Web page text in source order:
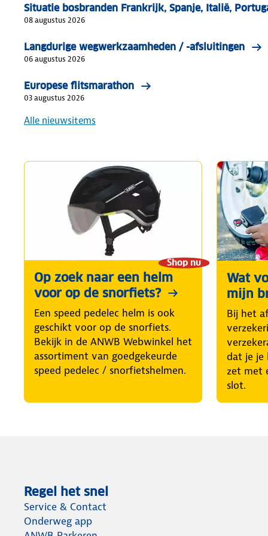
Situatie bosbranden Frankrijk, Spanje, Italië,
08 augustus 2026
Langdurige wegwerkzaamheden / -afsluitingen
06 augustus 2026
Europese flitsmarathon
03 augustus 2026
Alle nieuwsitems
Shop nu
Op zoek naar een helm
voor op de snorfiets?
Een speed pedelec helm is ook
geschikt voor op de snorfiets.
Bekijk in de ANWB Webwinkel het
assortiment van goedgekeurde
speed pedelec / snorfietshelmen.
Wat
mijn
Bij het
dat je je
zet met
slot.
Regel het snel
Service & Contact
Onderweg app